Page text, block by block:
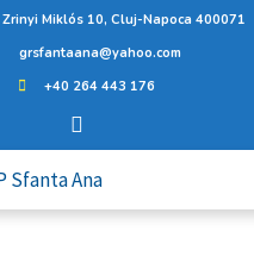
Miklós 10, Cluj-Napoca 400071
grsfantaana@yahoo.com
+40 264 443 176